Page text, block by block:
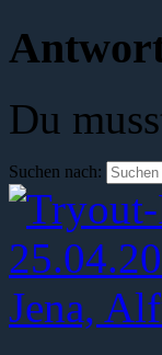
Du
Suchen nach: